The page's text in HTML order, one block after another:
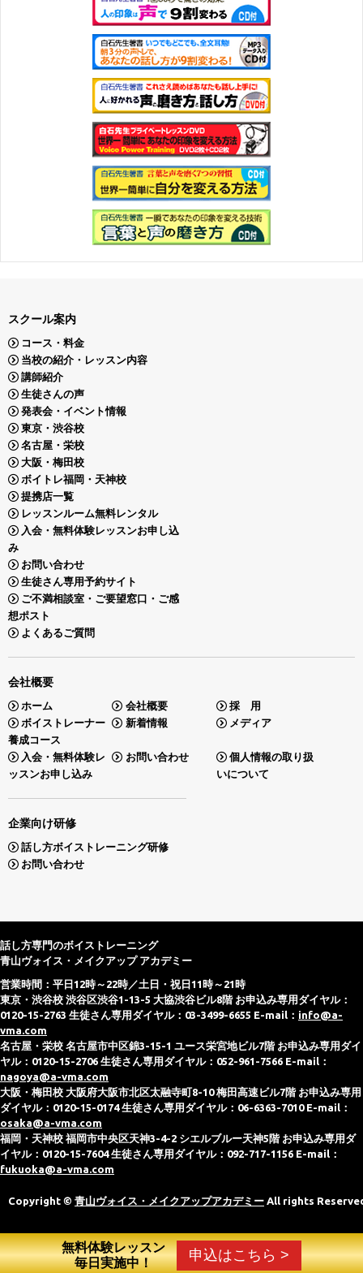
無料体験レッスン
毎日実施中！
申込はこちら >
スクール案内
コース・料金
当校の紹介・レッスン内容
講師紹介
生徒さんの声
発表会・イベント情報
東京・渋谷校
名古屋・栄校
大阪・梅田校
ボイトレ福岡・天神校
提携店一覧
レッスンルーム無料レンタル
入会・無料体験レッスンお申し込
み
お問い合わせ
生徒さん専用予約サイト
ご不満相談室・ご要望窓口・ご感
想ポスト
よくあるご質問
会社概要
ホーム 会社概要
採 用
ボイストレーナー
養成コース
新着情報 メディア
入会・無料体験レ
ッスンお申し込み
お問い合わせ
個人情報の取り扱
いについて
企業向け研修
話し方ボイストレーニング研修
お問い合わせ
話し方専門のボイストレーニング
青山ヴォイス・メイクアップ アカデミー
営業時間：平日12時～22時／土日・祝日11時～21時
東京・渋谷校 渋谷区渋谷1-13-5 大協渋谷ビル8階 お申込み専用ダイヤル：
0120-15-2763 生徒さん専用ダイヤル：03-3499-6655 E-mail： info@a-
vma.com
名古屋・栄校 名古屋市中区錦3-15-1 ユース栄宮地ビル7階 お申込み専用ダイ
ヤル：0120-15-2706 生徒さん専用ダイヤル：052-961-7566 E-mail：
nagoya@a-vma.com
大阪・梅田校 大阪府大阪市北区太融寺町8-10 梅田高速ビル7階 お申込み専用
ダイヤル：0120-15-0174 生徒さん専用ダイヤル：06-6363-7010 E-mail：
osaka@a-vma.com
福岡・天神校 福岡市中央区天神3-4-2 シエルブルー天神5階 お申込み専用ダ
イヤル：0120-15-7604 生徒さん専用ダイヤル：092-717-1156 E-mail：
fukuoka@a-vma.com
Copyright © 青山ヴォイス・メイクアップアカデミー All rights